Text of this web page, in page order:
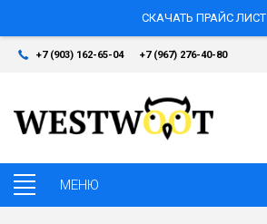
СКАЧАТЬ ПРАЙС ЛИСТ
+7 (903) 162-65-04 +7 (967) 276-40-80